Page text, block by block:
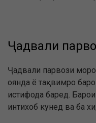
Ҷадвали
Ҷадвали парвози
оянда ё тақвимро
истифода баред.
интихоб кунед ва ба